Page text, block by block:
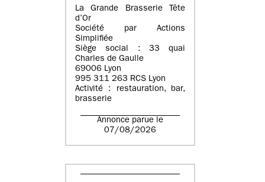
La Grande Brasserie Tête
d’Or
Société par Actions
Simplifiée
Siège social : 33 quai
Charles de Gaulle
69006 Lyon
995 311 263 RCS Lyon
Activité : restauration, bar,
brasserie
Annonce parue le
07/08/2026